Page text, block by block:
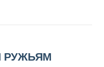
РУЖЬЯМ